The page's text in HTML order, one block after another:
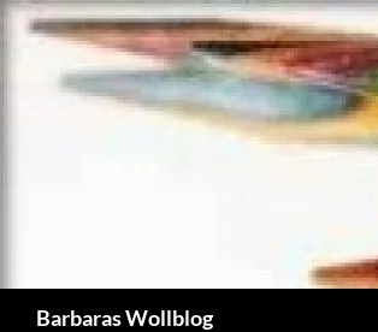
Zum
Inhalt
springen
Barbaras Wollblog